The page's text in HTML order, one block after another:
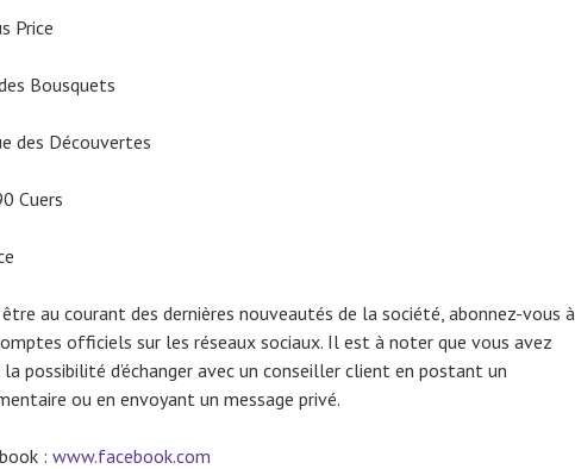
Price
Bousquets
des Découvertes
Cuers
au courant des dernières nouveautés de la société, abonnez-vous à
officiels sur les réseaux sociaux. Il est à noter que vous avez
la possibilité d’échanger avec un conseiller client en postant un
ou en envoyant un message privé.
: www.facebook.com